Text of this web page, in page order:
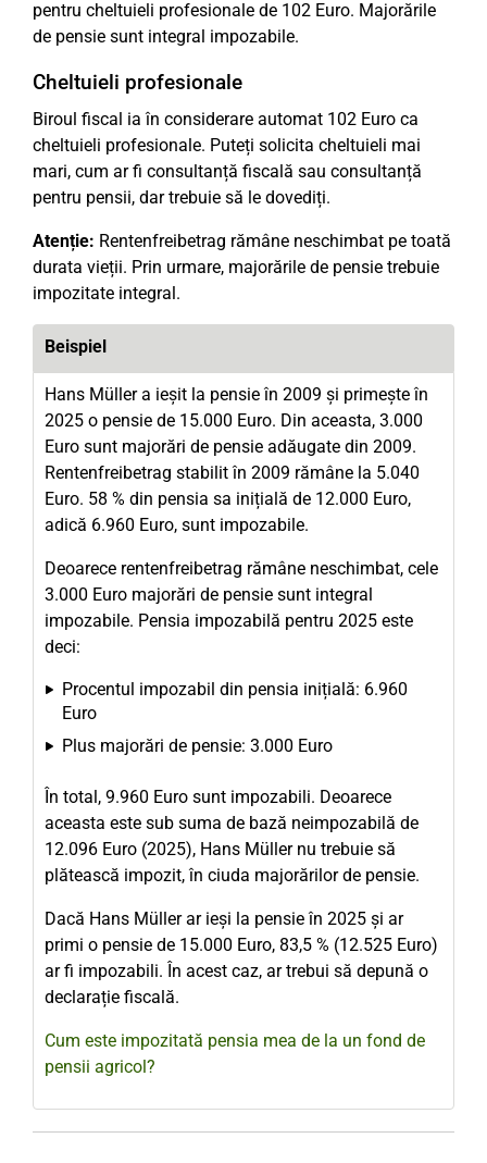
pentru cheltuieli profesionale de 102 Euro. Majorările
de pensie sunt integral impozabile.
Cheltuieli profesionale
Biroul fiscal ia în considerare automat 102 Euro ca
cheltuieli profesionale. Puteți solicita cheltuieli mai
mari, cum ar fi consultanță fiscală sau consultanță
pentru pensii, dar trebuie să le dovediți.
Atenție: Rentenfreibetrag rămâne neschimbat pe toată
durata vieții. Prin urmare, majorările de pensie trebuie
impozitate integral.
Beispiel
Hans Müller a ieșit la pensie în 2009 și primește în
2025 o pensie de 15.000 Euro. Din aceasta, 3.000
Euro sunt majorări de pensie adăugate din 2009.
Rentenfreibetrag stabilit în 2009 rămâne la 5.040
Euro. 58 % din pensia sa inițială de 12.000 Euro,
adică 6.960 Euro, sunt impozabile.
Deoarece rentenfreibetrag rămâne neschimbat, cele
3.000 Euro majorări de pensie sunt integral
impozabile. Pensia impozabilă pentru 2025 este
deci:
Procentul impozabil din pensia inițială: 6.960
Euro
Plus majorări de pensie: 3.000 Euro
În total, 9.960 Euro sunt impozabili. Deoarece
aceasta este sub suma de bază neimpozabilă de
12.096 Euro (2025), Hans Müller nu trebuie să
plătească impozit, în ciuda majorărilor de pensie.
Dacă Hans Müller ar ieși la pensie în 2025 și ar
primi o pensie de 15.000 Euro, 83,5 % (12.525 Euro)
ar fi impozabili. În acest caz, ar trebui să depună o
declarație fiscală.
Cum este impozitată pensia mea de la un fond de
pensii agricol?